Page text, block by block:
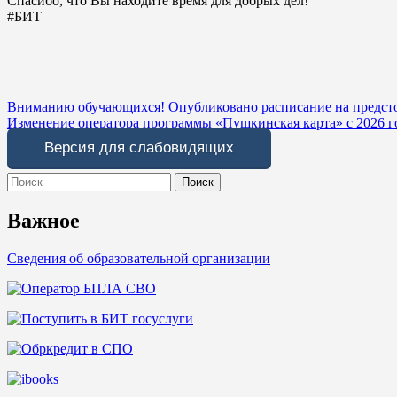
#БИТ
Навигация
по
записям
Вниманию обучающихся! Опубликовано расписание на
Изменение оператора программы «Пушкинская карта» с 2026
Версия для слабовидящих
Search
for:
Важное
Сведения об образовательной организации